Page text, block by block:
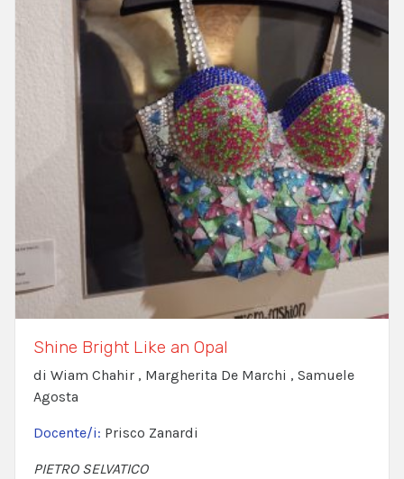
Shine Bright Like an Opal
di Wiam Chahir , Margherita De Marchi , Samuele
Agosta
Docente/i: Prisco Zanardi
PIETRO SELVATICO